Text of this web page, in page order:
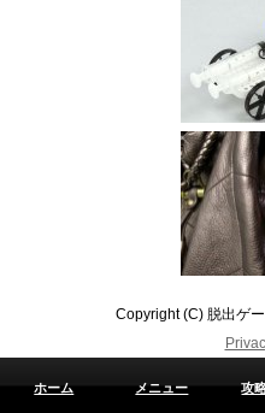
Copyright (C) 脱出ゲ
ホーム メニュー 攻